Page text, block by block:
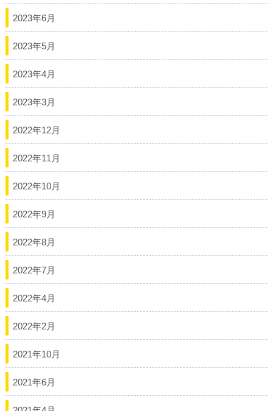
2023年6月
2023年5月
2023年4月
2023年3月
2022年12月
2022年11月
2022年10月
2022年9月
2022年8月
2022年7月
2022年4月
2022年2月
2021年10月
2021年6月